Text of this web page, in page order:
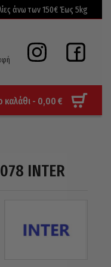
άνω των 150€ Έως 5kg
καλάθι - 0,00 €
INTER